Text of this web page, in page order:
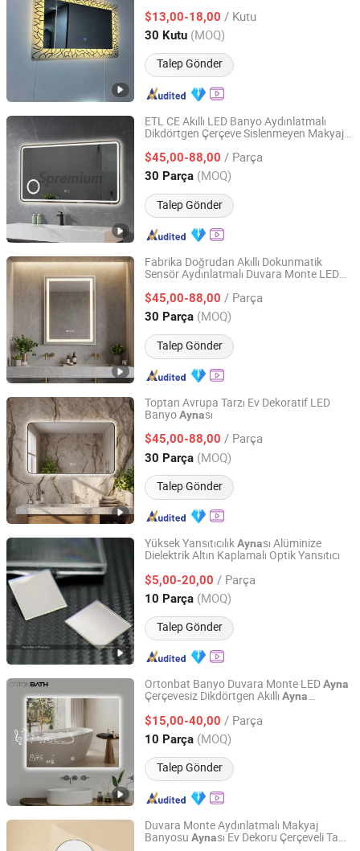
$13,00-18,00 / Kutu
30 Kutu (MOQ)
Talep Gönder
Zhejiang, China Fiyat 2010
ETL CE Akıllı LED Banyo Aydınlatmalı
Dikdörtgen Çerçeve Sislenmeyen Makyaj
$45,00-88,00 / Parça
30 Parça (MOQ)
Talep Gönder
Hangzhou Surfing Smart Home Co., Ltd.
Zhejiang, China Fiyat 2020
Fabrika Doğrudan Akıllı Dokunmatik
Sensör Aydınlatmalı Duvara Monte LED
$45,00-88,00 / Parça
30 Parça (MOQ)
Talep Gönder
Hangzhou Spremium Bathroom Co., Ltd.
Fiyat 2020
Toptan Avrupa Tarzı Ev Dekoratif LED
BanyoAynası
$45,00-88,00 / Parça
30 Parça (MOQ)
Talep Gönder
Hangzhou Spremium Bathroom Co., Ltd.
Zhejiang, China Fiyat 2020
Yüksek YansıtıcılıkAynası Alüminize
Dielektrik Altın Kaplamalı Optik Yansıtıcı
$5,00-20,00 / Parça
10 Parça (MOQ)
Talep Gönder
Nano Macro Optics Co.,Ltd.
Guangdong, China Fiyat 2018
Ortonbat Banyo Duvara Monte LEDAyna
Çerçevesiz Dikdörtgen Akıllı Ayna
Renkli Dimmer Bluetooth
$15,00-40,00 / Parça
10 Parça (MOQ)
Talep Gönder
Hangzhou Orton Bathroom Co., Ltd.
Zhejiang, China Fiyat 2018
Duvara Monte Aydınlatmalı Makyaj
Banyosu Aynası Ev Dekoru Çerçeveli Tam
Shouguang Shuangyuan Glass Products Co., Ltd